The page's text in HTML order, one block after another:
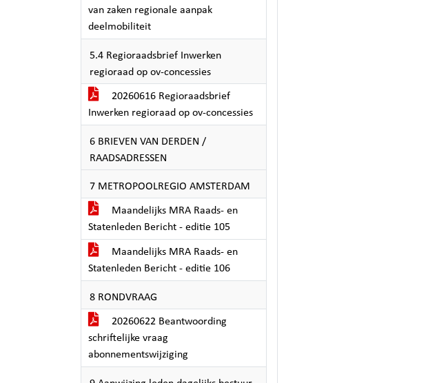
van zaken regionale aanpak
deelmobiliteit
5.4 Regioraadsbrief Inwerken
regioraad op ov-concessies
20260616 Regioraadsbrief
Inwerken regioraad op ov-concessies
6 BRIEVEN VAN DERDEN /
RAADSADRESSEN
7 METROPOOLREGIO AMSTERDAM
Maandelijks MRA Raads- en
Statenleden Bericht - editie 105
Maandelijks MRA Raads- en
Statenleden Bericht - editie 106
8 RONDVRAAG
20260622 Beantwoording
schriftelijke vraag
abonnementswijziging